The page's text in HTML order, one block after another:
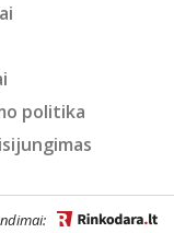
politika